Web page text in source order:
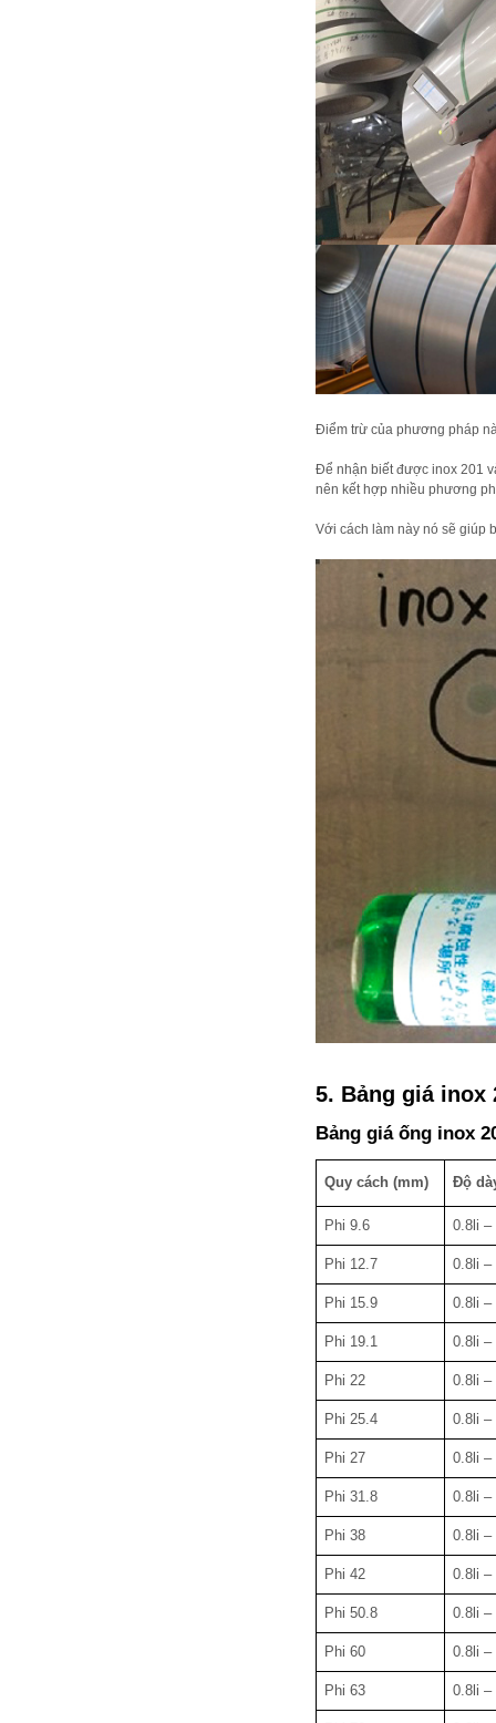
Điểm trừ của phương pháp
Để nhận biết được inox 201
nên kết hợp nhiều phương
Với cách làm này nó sẽ giúp
5. Bảng giá inox
Bảng giá ống inox
Quy cách (mm) Độ
Phi 9.6 0.8li –
Phi 12.7 0.8li –
Phi 15.9 0.8li –
Phi 19.1 0.8li –
Phi 22 0.8li –
Phi 25.4 0.8li –
Phi 27 0.8li –
Phi 31.8 0.8li –
Phi 38 0.8li –
Phi 42 0.8li –
Phi 50.8 0.8li –
Phi 60 0.8li –
Phi 63 0.8li –